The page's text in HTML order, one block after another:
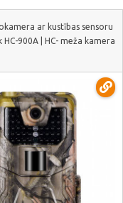
ar kustības sensoru
HC-900A | HC- meža kamera